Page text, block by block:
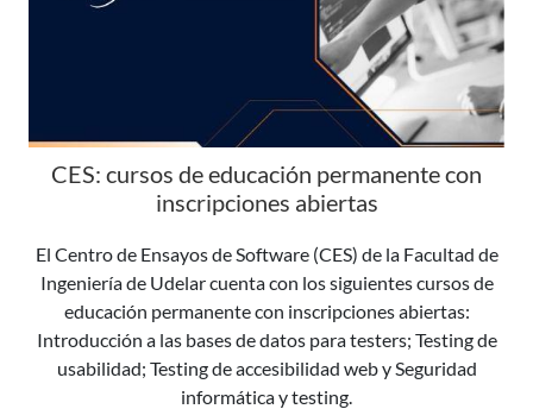
CES: cursos de educación permanente con
inscripciones abiertas
El Centro de Ensayos de Software (CES) de la Facultad de
Ingeniería de Udelar cuenta con los siguientes cursos de
educación permanente con inscripciones abiertas:
Introducción a las bases de datos para testers; Testing de
usabilidad; Testing de accesibilidad web y Seguridad
informática y testing.